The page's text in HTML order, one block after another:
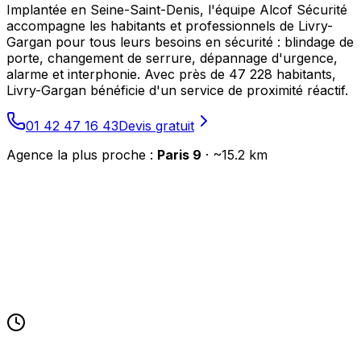
Implantée en Seine-Saint-Denis, l'équipe Alcof Sécurité
accompagne les habitants et professionnels de Livry-
Gargan pour tous leurs besoins en sécurité : blindage de
porte, changement de serrure, dépannage d'urgence,
alarme et interphonie. Avec près de 47 228 habitants,
Livry-Gargan bénéficie d'un service de proximité réactif.
01 42 47 16 43Devis gratuit
Agence la plus proche : Paris 9 · ~15.2 km